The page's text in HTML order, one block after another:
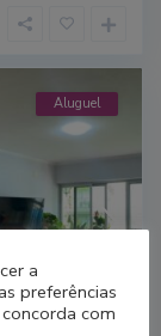
Aluguel
a
preferências
com